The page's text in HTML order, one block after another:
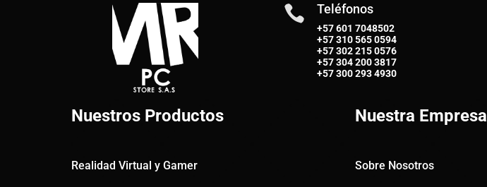
 Teléfonos
+57 601 7048502
+57310 565 0594
+57302 215 0576
+57304 200 3817
+57300 293 4930
Nuestros Productos
Realidad Virtual y Gamer
Nuestra Empresa
Sobre Nosotros